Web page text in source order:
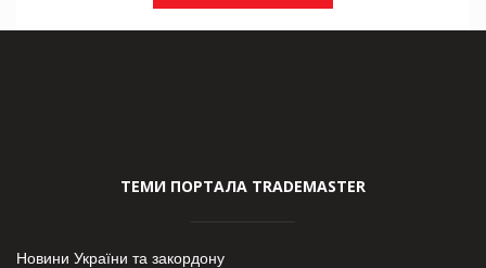
ТЕМИ ПОРТАЛА TRADEMASTER
Новини України та закордону